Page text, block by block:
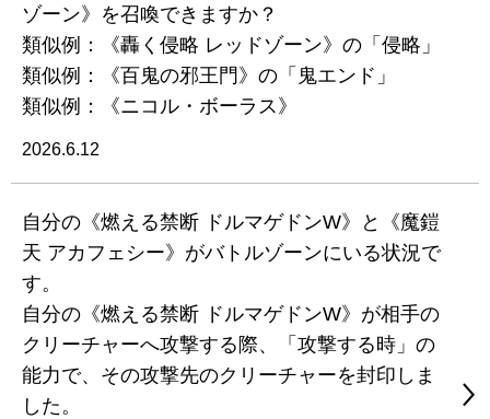
ゾーン》を召喚できますか？
類似例：《轟く侵略 レッドゾーン》の「侵略」
類似例：《百鬼の邪王門》の「鬼エンド」
類似例：《ニコル・ボーラス》
2026.6.12
自分の《燃える禁断 ドルマゲドンW》と《魔鎧
天 アカフェシー》がバトルゾーンにいる状況で
す。
自分の《燃える禁断 ドルマゲドンW》が相手の
クリーチャーへ攻撃する際、「攻撃する時」の
能力で、その攻撃先のクリーチャーを封印しま
した。